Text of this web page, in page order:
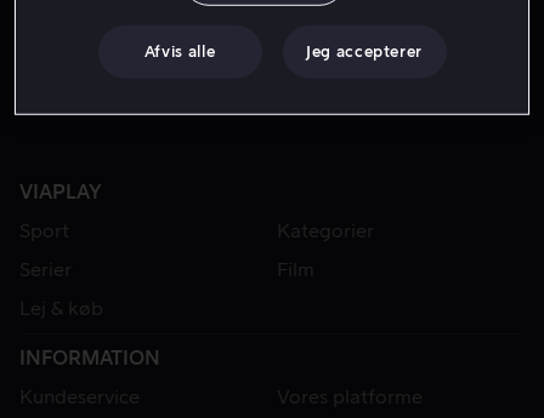
VIAPLAY
Sport
Kategorier
Serier
Film
Lej & køb
INFORMATION
Kundeservice
Vores platforme
Afvis alle Jeg accepterer